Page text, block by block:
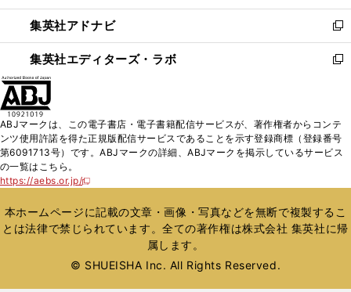
開
く
ウ
で
開
く
ン
ド
ウ
で
ウ
ィ
ン
ド
く
集英社アドナビ
新
し
い
ド
ウ
で
集英社エディターズ・ラボ
新
ィ
ン
ド
開
く
ABJマークは、この電子書店・電子書籍配信サービスが、著作権者からコンテ
ンツ使用許諾を得た正規版配信サービスであることを示す登録商標（登録番号
第6091713号）です。ABJマークの詳細、ABJマークを掲示しているサービス
の一覧はこちら。
https://aebs.or.jp/
新
い
ウ
ィ
ウ
本ホームページに記載の文章・画像・写真などを無断で複製するこ
とは法律で禁じられています。全ての著作権は株式会社 集英社に帰
属します。
© SHUEISHA Inc. All Rights Reserved.